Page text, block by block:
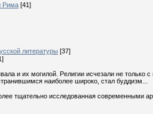
Рима [41]
литературы [37]
и их могилой. Религии исчезали не
наиболее широко, стал буддизм...
тщательно исследованная современными